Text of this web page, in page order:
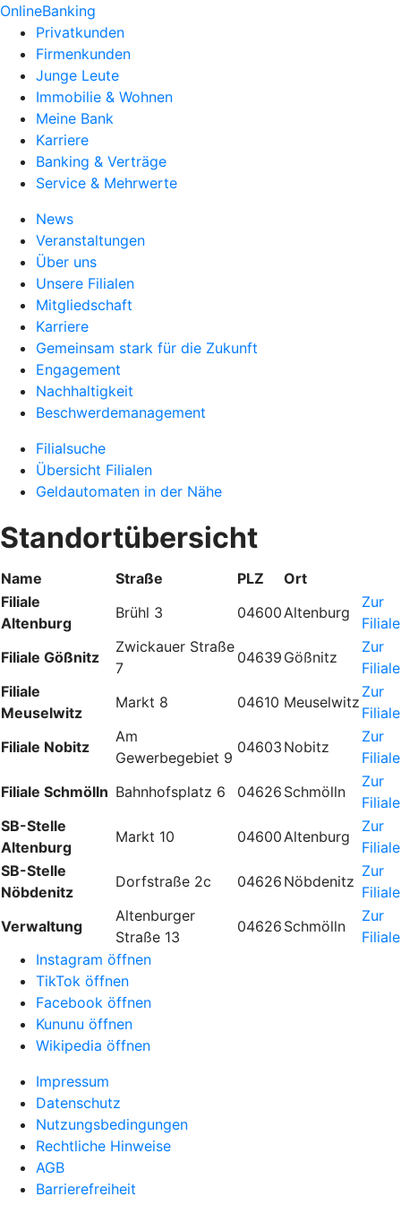
OnlineBanking
Privatkunden
Firmenkunden
Junge Leute
Immobilie & Wohnen
Meine Bank
Karriere
Banking & Verträge
Service & Mehrwerte
News
Veranstaltungen
Über uns
Unsere Filialen
Mitgliedschaft
Karriere
Gemeinsam stark für die Zukunft
Engagement
Nachhaltigkeit
Beschwerdemanagement
Filialsuche
Übersicht Filialen
Geldautomaten in der Nähe
Standortübersicht
Name Straße PLZ
Ort
Filiale
Altenburg
Brühl 3 04600Altenburg
Zur
Filiale
Filiale Gößnitz
Zwickauer Straße
7
04639 Gößnitz
Zur
Filiale
Filiale
Meuselwitz
Markt 8 04610 Meuselwitz
Zur
Filiale
Filiale Nobitz
Am
Gewerbegebiet 9
04603 Nobitz
Zur
Filiale
Filiale Schmölln Bahnhofsplatz 6 04626 Schmölln
Zur
Filiale
SB-Stelle
Altenburg
Markt 10 04600Altenburg
Zur
Filiale
SB-Stelle
Nöbdenitz
Dorfstraße 2c 04626 Nöbdenitz
Zur
Filiale
Verwaltung
Altenburger
Straße 13
04626 Schmölln
Zur
Filiale
Instagram öffnen
TikTok öffnen
Facebook öffnen
Kununu öffnen
Wikipedia öffnen
Impressum
Datenschutz
Nutzungsbedingungen
Rechtliche Hinweise
AGB
Barrierefreiheit